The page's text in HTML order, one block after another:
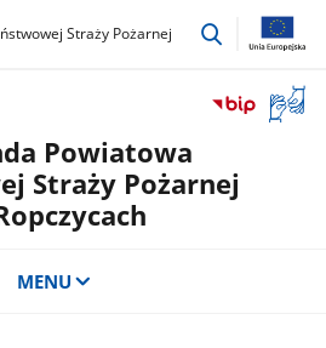
Straży Pożarnej
przejdź
okno
Powiatowa
Straży Pożarnej
MENU